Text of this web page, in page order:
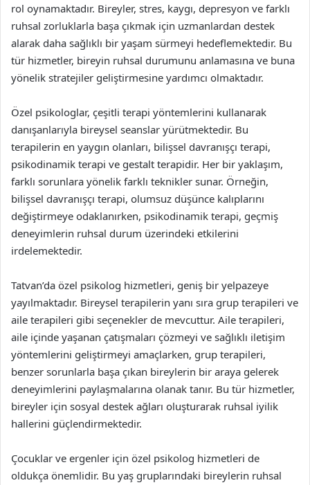
rol oynamaktadır. Bireyler, stres, kaygı, depresyon ve farklı
ruhsal zorluklarla başa çıkmak için uzmanlardan destek
alarak daha sağlıklı bir yaşam sürmeyi hedeflemektedir. Bu
tür hizmetler, bireyin ruhsal durumunu anlamasına ve buna
yönelik stratejiler geliştirmesine yardımcı olmaktadır.
Özel psikologlar, çeşitli terapi yöntemlerini kullanarak
danışanlarıyla bireysel seanslar yürütmektedir. Bu
terapilerin en yaygın olanları, bilişsel davranışçı terapi,
psikodinamik terapi ve gestalt terapidir. Her bir yaklaşım,
farklı sorunlara yönelik farklı teknikler sunar. Örneğin,
bilişsel davranışçı terapi, olumsuz düşünce kalıplarını
değiştirmeye odaklanırken, psikodinamik terapi, geçmiş
deneyimlerin ruhsal durum üzerindeki etkilerini
irdelemektedir.
Tatvan’da özel psikolog hizmetleri, geniş bir yelpazeye
yayılmaktadır. Bireysel terapilerin yanı sıra grup terapileri ve
aile terapileri gibi seçenekler de mevcuttur. Aile terapileri,
aile içinde yaşanan çatışmaları çözmeyi ve sağlıklı iletişim
yöntemlerini geliştirmeyi amaçlarken, grup terapileri,
benzer sorunlarla başa çıkan bireylerin bir araya gelerek
deneyimlerini paylaşmalarına olanak tanır. Bu tür hizmetler,
bireyler için sosyal destek ağları oluşturarak ruhsal iyilik
hallerini güçlendirmektedir.
Çocuklar ve ergenler için özel psikolog hizmetleri de
oldukça önemlidir. Bu yaş gruplarındaki bireylerin ruhsal